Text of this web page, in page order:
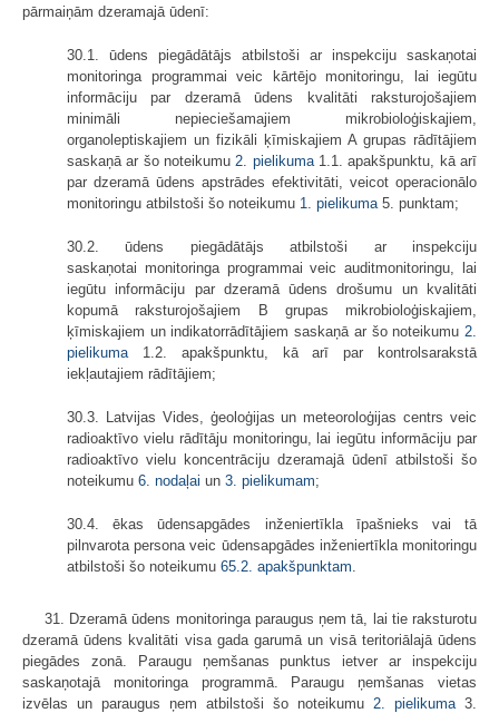
pārmaiņām dzeramajā ūdenī:
30.1. ūdens piegādātājs atbilstoši ar inspekciju saskaņotai
monitoringa programmai veic kārtējo monitoringu, lai iegūtu
informāciju par dzeramā ūdens kvalitāti raksturojošajiem
minimāli nepieciešamajiem mikrobioloģiskajiem,
organoleptiskajiem un fizikāli ķīmiskajiem A grupas rādītājiem
saskaņā ar šo noteikumu 2. pielikuma1.1. apakšpunktu, kā arī
par dzeramā ūdens apstrādes efektivitāti, veicot operacionālo
monitoringu atbilstoši šo noteikumu 1. pielikuma 5. punktam;
30.2. ūdens piegādātājs atbilstoši ar inspekciju
saskaņotai monitoringa programmai veic auditmonitoringu, lai
iegūtu informāciju par dzeramā ūdens drošumu un kvalitāti
kopumā raksturojošajiem B grupas mikrobioloģiskajiem,
ķīmiskajiem un indikatorrādītājiem saskaņā ar šo noteikumu 2.
pielikuma 1.2. apakšpunktu, kā arī par kontrolsarakstā
iekļautajiem rādītājiem;
30.3. Latvijas Vides, ģeoloģijas un meteoroloģijas centrs veic
radioaktīvo vielu rādītāju monitoringu, lai iegūtu informāciju par
radioaktīvo vielu koncentrāciju dzeramajā ūdenī atbilstoši šo
noteikumu 6. nodaļai un 3. pielikumam;
30.4. ēkas ūdensapgādes inženiertīkla īpašnieks vai tā
pilnvarota persona veic ūdensapgādes inženiertīkla monitoringu
atbilstoši šo noteikumu 65.2. apakšpunktam
31. Dzeramā ūdens monitoringa paraugus ņem tā, lai tie raksturotu
dzeramā ūdens kvalitāti visa gada garumā un visā teritoriālajā ūdens
piegādes zonā. Paraugu ņemšanas punktus ietver ar inspekciju
saskaņotajā monitoringa programmā. Paraugu ņemšanas vietas
izvēlas un paraugus ņem atbilstoši šo noteikumu 2. pielikuma 3.